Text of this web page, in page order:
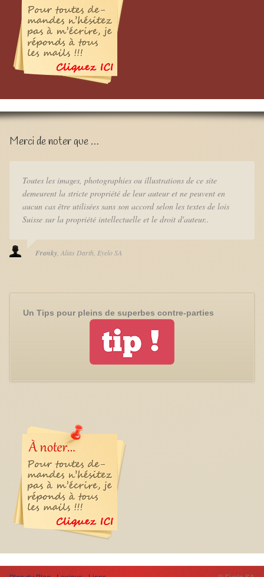
Merci de noter que …
Toutes les images, photographies ou illustrations de ce site
demeurent la stricte propriété de leur auteur et ne peuvent en
aucun cas être utilisées sans son accord selon les textes de lois
Suisse sur la propriété intellectuelle et le droit d'auteur..
Franky Alias Darth Eyelo SA
Un Tips pour pleins de superbes contre-parties